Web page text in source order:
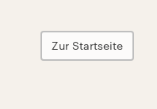
Zur Startseite